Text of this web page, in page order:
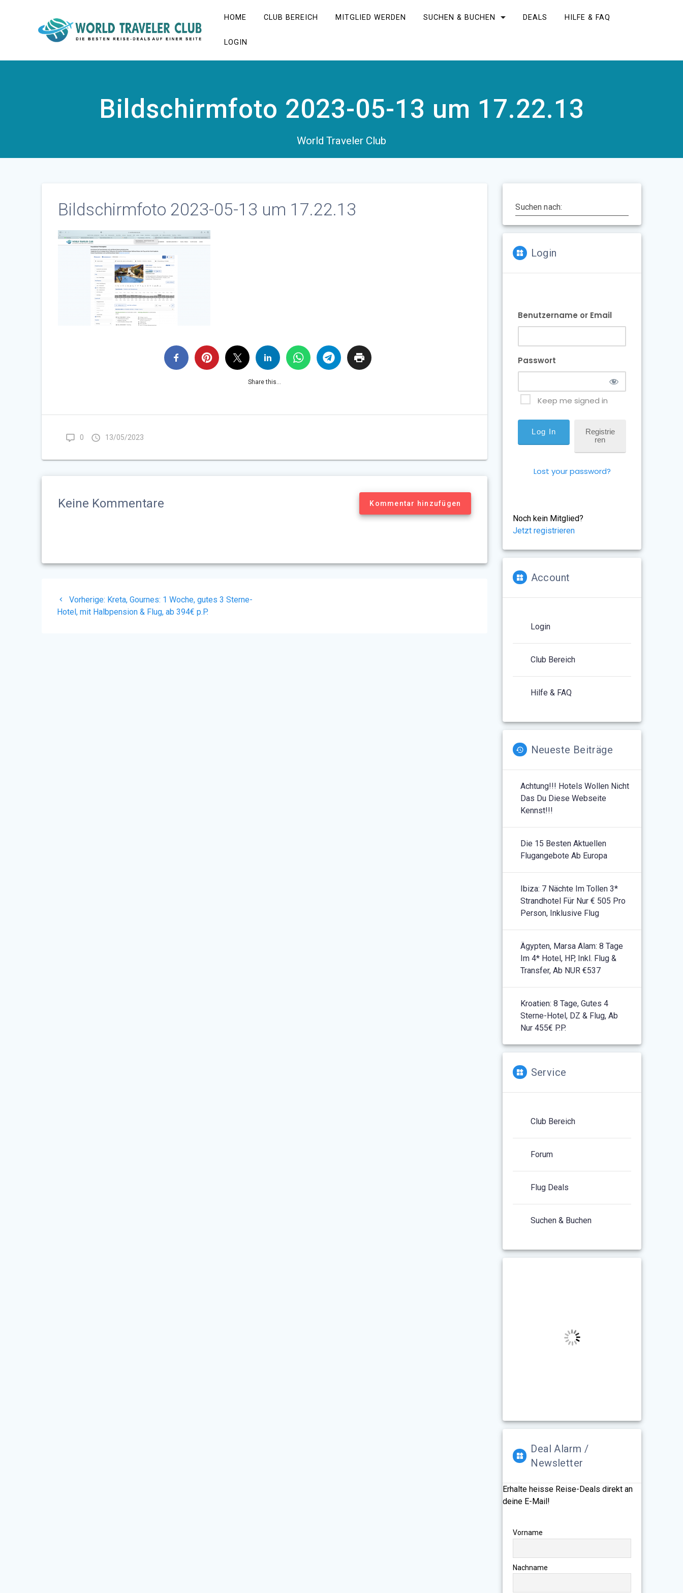
HOME CLUB BEREICH MITGLIED WERDEN SUCHEN & BUCHEN DEALS HILFE & FAQ
LOGIN
Bildschirmfoto 2023-05-13 um 17.22.13
World Traveler Club
Bildschirmfoto 2023-05-13 um 17.22.13
Share this...
0 13/05/2023
Keine Kommentare Kommentar hinzufügen
Beitragsnavigation
Vorherige: Vorheriger
Beitrag:
Kreta, Gournes: 1 Woche, gutes 3 Sterne-
Hotel, mit Halbpension & Flug, ab 394€ p.P.
Suchen nach:
Login
Benutzername or Email
Passwort
Keep me signed in
Registrie
Ren
Lost your password?
Noch kein Mitglied?
Jetzt registrieren
Account
Login
Club Bereich
Hilfe & FAQ
Neueste Beiträge
Achtung!!! Hotels Wollen Nicht
Das Du Diese Webseite
Kennst!!!
Die 15 Besten Aktuellen
Flugangebote Ab Europa
Ibiza: 7 Nächte Im Tollen 3*
Strandhotel Für Nur € 505 Pro
Person, Inklusive Flug
Ägypten, Marsa Alam: 8 Tage
Im 4* Hotel, HP, Inkl. Flug &
Transfer, Ab NUR €537
Kroatien: 8 Tage, Gutes 4
Sterne-Hotel, DZ & Flug, Ab
Nur 455€ P.P.
Service
Club Bereich
Forum
Flug Deals
Suchen & Buchen
Deal Alarm /
Newsletter
Erhalte heisse Reise-Deals direkt an
deine E-Mail!
Vorname
Nachname